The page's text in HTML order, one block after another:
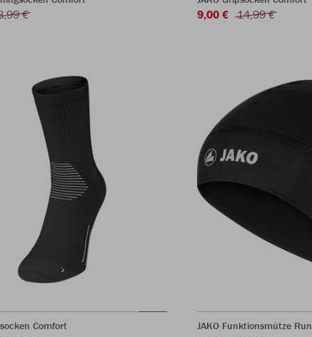
€ 9,00 € 14,99 €
Comfort JAKO Funktionsmütze Run